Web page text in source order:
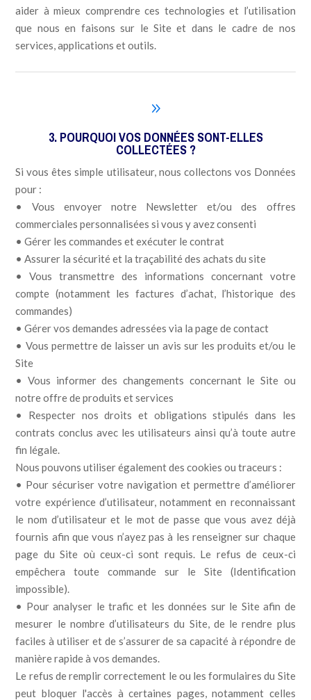
aider à mieux comprendre ces technologies et l’utilisation
que nous en faisons sur le Site et dans le cadre de nos
services, applications et outils.
9
3. POURQUOI VOS DONNÉES SONT-ELLES
COLLECTÉES ?
Si vous êtes simple utilisateur, nous collectons vos Données
pour :
• Vous envoyer notre Newsletter et/ou des offres
commerciales personnalisées si vous y avez consenti
• Gérer les commandes et exécuter le contrat
• Assurer la sécurité et la traçabilité des achats du site
• Vous transmettre des informations concernant votre
compte (notamment les factures d’achat, l’historique des
commandes)
• Gérer vos demandes adressées via la page de contact
• Vous permettre de laisser un avis sur les produits et/ou le
Site
• Vous informer des changements concernant le Site ou
notre offre de produits et services
• Respecter nos droits et obligations stipulés dans les
contrats conclus avec les utilisateurs ainsi qu’à toute autre
fin légale.
Nous pouvons utiliser également des cookies ou traceurs :
• Pour sécuriser votre navigation et permettre d’améliorer
votre expérience d’utilisateur, notamment en reconnaissant
le nom d’utilisateur et le mot de passe que vous avez déjà
fournis afin que vous n’ayez pas à les renseigner sur chaque
page du Site où ceux-ci sont requis. Le refus de ceux-ci
empêchera toute commande sur le Site (Identification
impossible).
• Pour analyser le trafic et les données sur le Site afin de
mesurer le nombre d’utilisateurs du Site, de le rendre plus
faciles à utiliser et de s’assurer de sa capacité à répondre de
manière rapide à vos demandes.
Le refus de remplir correctement le ou les formulaires du Site
peut bloquer l'accès à certaines pages, notamment celles